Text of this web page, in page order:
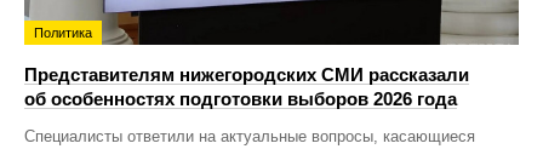
Политика
Представителям нижегородских СМИ рассказали
об особенностях подготовки выборов 2026 года
Специалисты ответили на актуальные вопросы, касающиеся